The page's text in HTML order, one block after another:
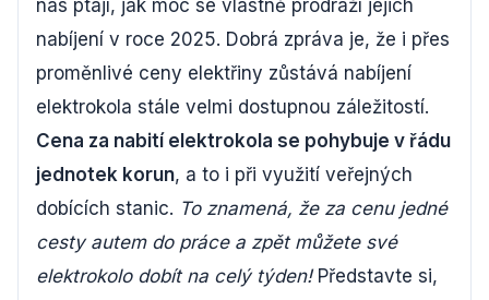
nás ptají, jak moc se vlastně prodraží jejich
nabíjení v roce 2025. Dobrá zpráva je, že i přes
proměnlivé ceny elektřiny zůstává nabíjení
elektrokola stále velmi dostupnou záležitostí.
Cena za nabití elektrokola se pohybuje v řádu
jednotek korun, a to i při využití veřejných
dobících stanic. To znamená, že za cenu jedné
cesty autem do práce a zpět můžete své
elektrokolo dobít na celý týden!Představte si,